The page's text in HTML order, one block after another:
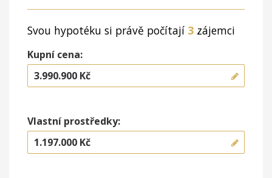
Svou hypotéku si právě počítají 3 zájemci
Kupní cena:
Vlastní prostředky: